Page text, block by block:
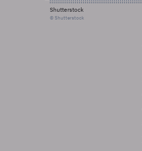
Shutterstock
© Shutterstock